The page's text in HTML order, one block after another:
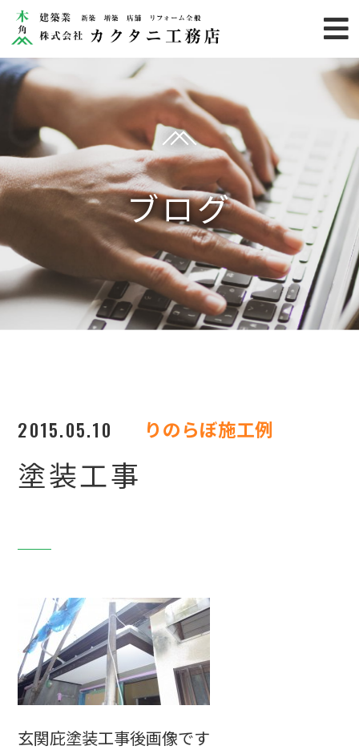
HOME
施工事例
カクタニ
りのらぼ
お客様の声
カクタニのこだわり
会社概要
ブログ
2015.05.10 りのらぼ施工例
塗装工事
玄関庇塗装工事後画像です